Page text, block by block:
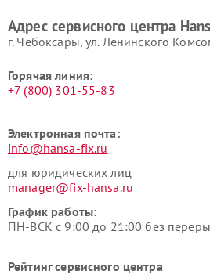
Адрес сервисного центра
г. Чебоксары, ул. Ленинского
Горячая линия:
+7 (800) 301-55-83
Электронная почта:
info@hansa-fix.ru
для юридических лиц
manager@fix-hansa.ru
График работы:
ПН-ВСК с 9:00 до 21:00 без
Рейтинг сервисного центра